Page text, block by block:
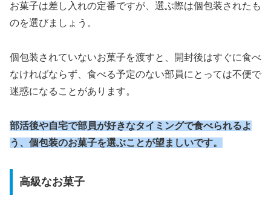
お菓子は差し入れの定番ですが、選ぶ際は個包装されたも
のを選びましょう。
個包装されていないお菓子を渡すと、開封後はすぐに食べ
なければならず、食べる予定のない部員にとっては不便で
迷惑になることがあります。
部活後や自宅で部員が好きなタイミングで食べられるよ
う、個包装のお菓子を選ぶことが望ましいです。
高級なお菓子